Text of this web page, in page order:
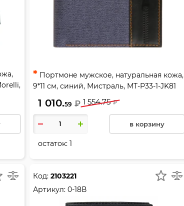
*Портмоне мужское, натуральная кожа,
9*11 см, синий, Мистраль, MT-P33-1-JK81
1 010.59 ₽ 1 554.75 ₽
в корзину
остаток: 1
Код: 2103221
Артикул: 0-18В